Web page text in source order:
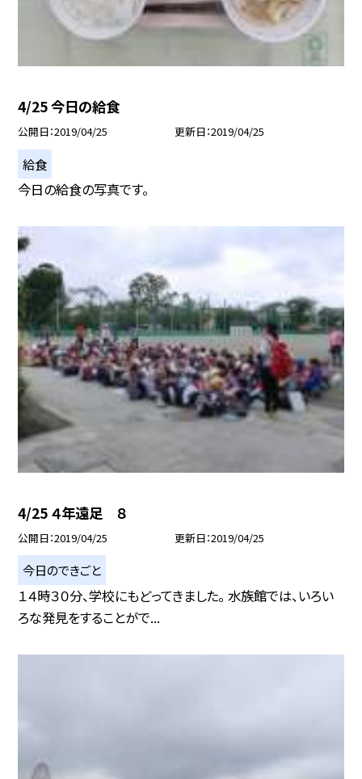
4/25 今日の給食
公開日 2019/04/25 更新日 2019/04/25
給食
今日の給食の写真です。
4/25 ４年遠足 ８
公開日 2019/04/25 更新日 2019/04/25
今日のできごと
１４時３０分、学校にもどってきました。 水族館では、いろい
ろな発見をすることがで...